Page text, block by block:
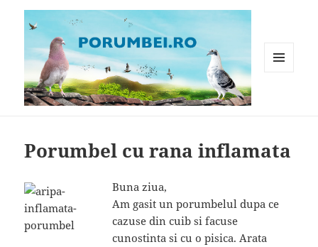
Porumbel cu rana inflamata
Buna ziua,
Am gasit un porumbelul dupa ce
cazuse din cuib si facuse
cunostinta si cu o pisica. Arata